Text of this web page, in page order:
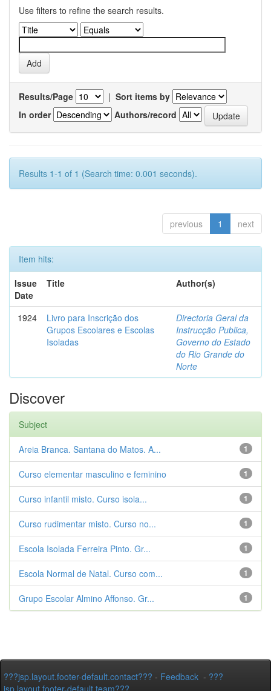
Use filters to refine the search results.
Results/Page | Sort items by
In order
Authors/record
Results 1-1 of 1 (Search time: 0.001 seconds).
previous 1 next
Item hits:
Issue
Date
Title Author(s)
1924
Livro para Inscrição dos
Grupos Escolares e Escolas
Isoladas
Directoria Geral da
Instrucção Publica,
Governo do Estado
do Rio Grande do
Norte
Discover
Subject
1
Areia Branca. Santana do Matos. A...
1
Curso elementar masculino e feminino
1
Curso infantil misto. Curso isola...
1
Curso rudimentar misto. Curso no...
1
Escola Isolada Ferreira Pinto. Gr...
1
Escola Normal de Natal. Curso com...
1
Grupo Escolar Almino Affonso. Gr...
???jsp.layout.footer-default.contact??? - Feedback - ???
jsp.layout.footer-default.team???